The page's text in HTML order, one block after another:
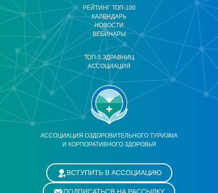
АССОЦИАЦИЯ ОЗДОРОВИТЕЛЬНОГО ТУРИЗМА
И КОРПОРАТИВНОГО ЗДОРОВЬЯ
РЕЙТИНГ ТОП-100
КАЛЕНДАРЬ
НОВОСТИ
ВЕБИНАРЫ
ТОП-5 ЗДРАВНИЦ
АССОЦИАЦИЯ
ВСТУПИТЬ В АССОЦИАЦИЮ